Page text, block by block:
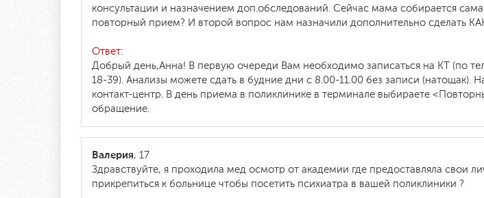
консультации и назначением доп.обследований. Сейчас мама собирается
повторный прием? И второй вопрос нам назначили дополнительно сделать
Ответ:
Добрый день,Анна! В первую очереди Вам необходимо записаться на КТ (по
18-39). Анализы можете сдать в будние дни с 8.00-11.00 без записи (натощак).
контакт-центр. В день приема в поликлинике в терминале выбираете
обращение.
Валерия, 17
Здравствуйте, я проходила мед осмотр от академии где предоставляла свои
прикрепиться к больнице чтобы посетить психиатра в вашей поликлиники ?